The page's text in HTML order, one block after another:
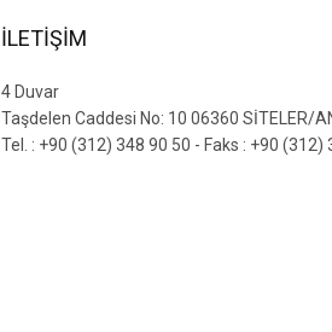
İLETİŞİM
4 Duvar
Taşdelen Caddesi No: 10 06360 SİTELER/
Tel. : +90 (312) 348 90 50 - Faks : +90 (312)